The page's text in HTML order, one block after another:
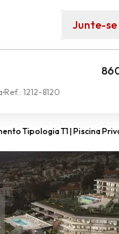
Junte-se
Tipologia T1 | Piscina
Ref.: 1212-8120